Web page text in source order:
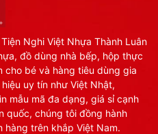
Nghi Việt Nhựa Thành Luân
đồ dùng nhà bếp, hộp thực
cho bé và hàng tiêu dùng gia
uy tín như Việt Nhật,
mẫu mã đa dạng, giá sỉ cạnh
quốc, chúng tôi đồng hành
trên khắp Việt Nam.